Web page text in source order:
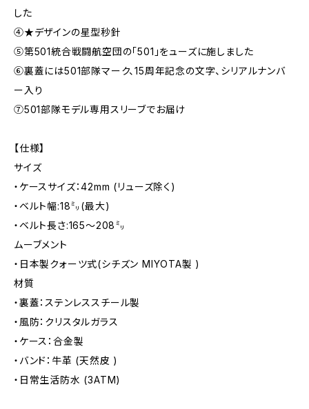
した
④★デザインの星型秒針
⑤第501統合戦闘航空団の「501」をューズに施しました
⑥裏蓋には501部隊マーク、15周年記念の文字、シリアルナンバ
ー入り
⑦501部隊モデル専用スリーブでお届け
【仕様】
サイズ
・ケースサイズ：42mm (リューズ除く)
・ベルト幅:18㍉(最大)
・ベルト長さ:165〜208㍉
ムーブメント
・日本製クォーツ式(シチズン MIYOTA製 )
材質
・裏蓋：ステンレススチール製
・風防：クリスタルガラス
・ケース：合金製
・バンド：牛革 (天然皮 )
・日常生活防水 (3ATM)